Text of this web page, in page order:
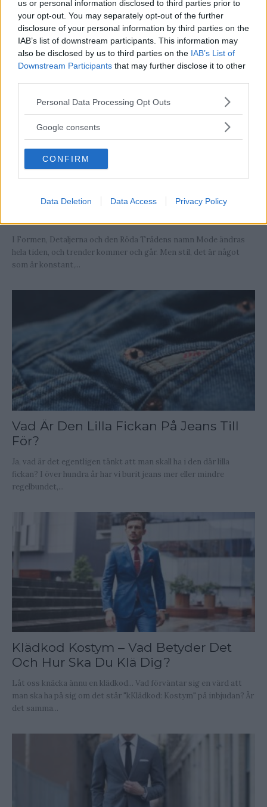
us or personal information disclosed to third parties prior to
your opt-out. You may separately opt-out of the further
disclosure of your personal information by third parties on the
IAB’s list of downstream participants. This information may
also be disclosed by us to third parties on the IAB’s List of
Downstream Participants that may further disclose it to other
Please note that this website/app uses one or more Google
not limited to your visit or usage behaviour. You may click to
use your data for below specified purposes in below Google
consent section.
Personal Data Processing Opt Outs
Google consents
CONFIRM
Data Deletion Data Access Privacy Policy
Touch På Formell Klädsel
Trots en strikt klädkod så finns det mängder av val... En strikt
klädkod på jobbet kan göra att det känns svårt att få till en...
3 Tidlösa Stiltips Alla Män Bör Känna
I Formen, Detaljerna och den Röda Trådens namn Mode ändras
hela tiden, och trender kommer och går. Men stil, det är något
som är konstant,...
Vad Är Den Lilla Fickan På Jeans Till
För?
Ja, vad är det egentligen tänkt att man skall ha i den där lilla
fickan? I över hundra år har vi burit jeans mer eller mindre
regelbundet,...
Klädkod Kostym – Vad Betyder Det
Och Hur Ska Du Klä Dig?
Låt oss knäcka ännu en klädkod... Vad förväntar sig en värd att
man ska ha på sig om det står "kKlädkod: Kostym" på inbjudan? Är
det samma...